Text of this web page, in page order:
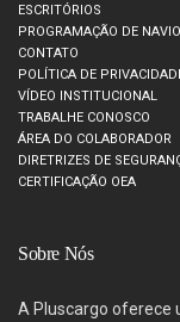
ESCRITÓRIOS
PROGRAMAÇÃO DE
CONTATO
POLÍTICA DE
VÍDEO INSTITUCIONAL
TRABALHE CONOSCO
ÁREA DO COLABORADOR
DIRETRIZES DE
CERTIFICAÇÃO OEA
Sobre Nós
A Pluscargo oferece